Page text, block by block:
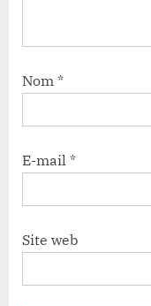
Nom *
E-mail *
Site web